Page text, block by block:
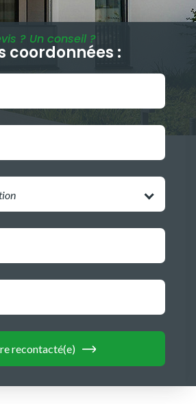
? Un conseil ?
coordonnées :
recontacté(e)